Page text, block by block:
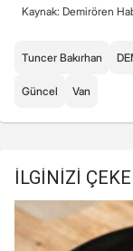
Kaynak: Demirören
Tuncer Bakırhan
Güncel Van